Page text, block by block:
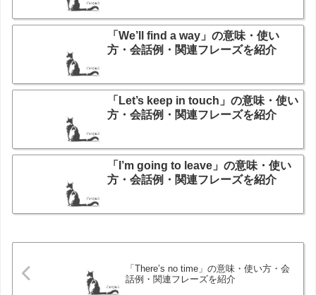
「We’ll find a way」の意味・使い
方・会話例・関連フレーズを紹介
「Let’s keep in touch」の意味・使い
方・会話例・関連フレーズを紹介
「I’m going to leave」の意味・使い
方・会話例・関連フレーズを紹介
「There’s no time」の意味・使い方・会
話例・関連フレーズを紹介